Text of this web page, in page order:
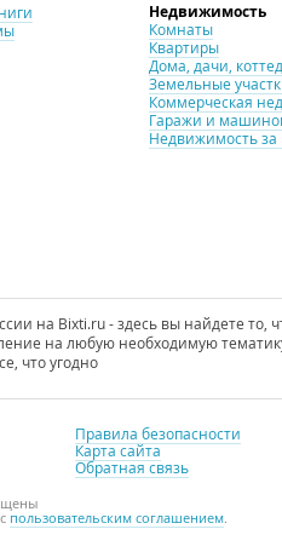
Недвижимость
Комнаты
Квартиры
Дома, дачи,
Земельные
Коммерческая
Гаражи и
Недвижимость за
на Bixti.ru - здесь вы найдете то,
на любую необходимую
что угодно
Правила безопасности
Карта сайта
Обратная связь
пользовательским соглашением.